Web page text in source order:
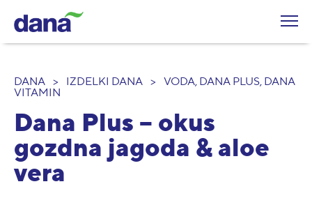
DANA > IZDELKI DANA >
VODA, DANA PLUS, DANA
VITAMIN
Dana Plus – okus
gozdna jagoda & aloe
vera